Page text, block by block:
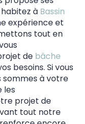
habitez à Bassin
expérience et
tout en
de bâche
besoins. Si vous
sommes à votre
les
projet de
tout notre